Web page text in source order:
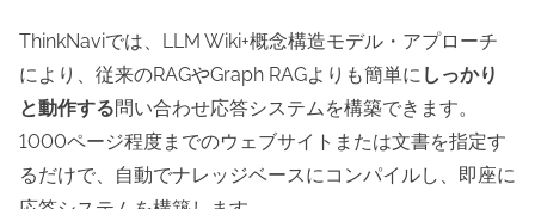
ThinkNaviでは、LLM Wiki+概念構造モデル・アプローチ
により、従来のRAGやGraph RAGよりも簡単に しっかり
と動作する問い合わせ応答システムを構築できます。
1000ページ程度までのウェブサイトまたは文書を指定す
るだけで、自動でナレッジベースにコンパイルし、即座に